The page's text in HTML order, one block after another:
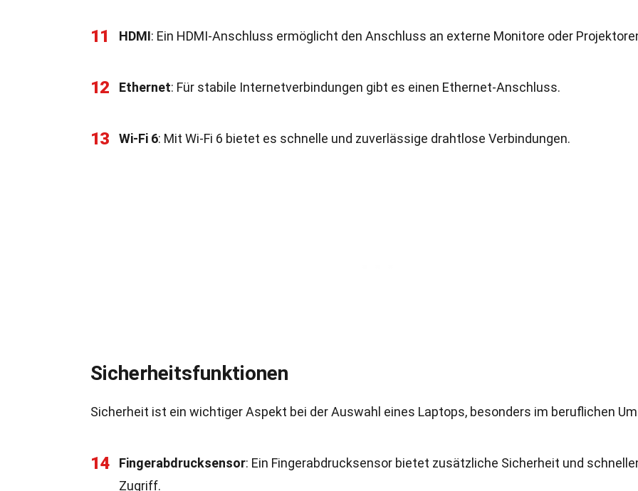
11 HDMI: Ein HDMI-Anschluss ermöglicht den Anschluss an externe Monitore oder
12 Ethernet: Für stabile Internetverbindungen gibt es einen Ethernet-Anschluss.
13 Wi-Fi 6: Mit Wi-Fi 6 bietet es schnelle und zuverlässige drahtlose Verbindungen.
Sicherheitsfunktionen
Sicherheit ist ein wichtiger Aspekt bei der Auswahl eines Laptops, besonders im beruflichen
14 Fingerabdrucksensor: Ein Fingerabdrucksensor bietet zusätzliche Sicherheit und
Zugriff.